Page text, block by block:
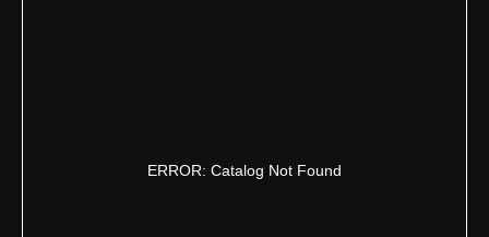
ERROR: Catalog Not Found